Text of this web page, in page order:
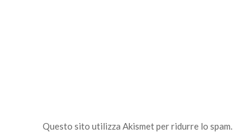
Questo sito utilizza Akismet per ridurre lo spam.